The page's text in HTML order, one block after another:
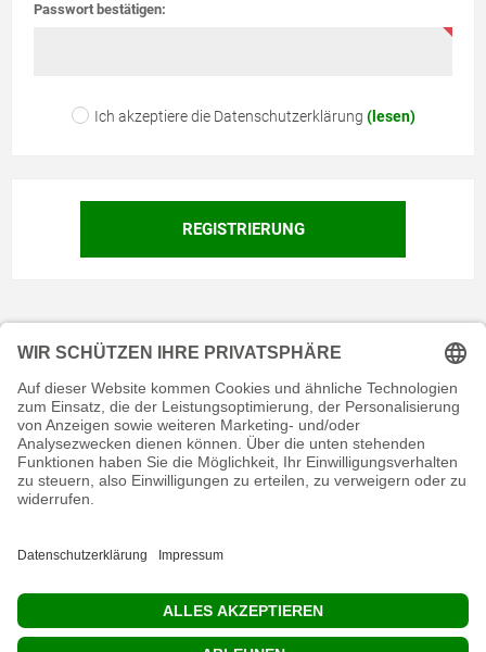
Passwort bestätigen:
Ich akzeptiere die Datenschutzerklärung (lesen)
KONTAKT
RECHTLICHES
INFORMATIVES
MEIN KONTO